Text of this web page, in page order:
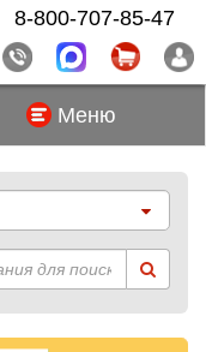
Меню
8-800-707-85-47